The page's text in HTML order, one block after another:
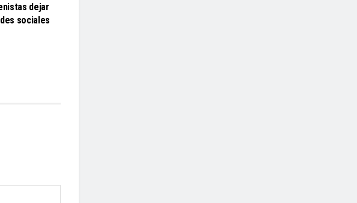
dejar
sociales